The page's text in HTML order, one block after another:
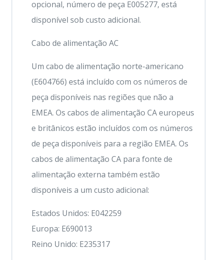
opcional, número de peça E005277, está
disponível sob custo adicional.
Cabo de alimentação AC
Um cabo de alimentação norte-americano
(E604766) está incluído com os números de
peça disponíveis nas regiões que não a
EMEA. Os cabos de alimentação CA europeus
e britânicos estão incluídos com os números
de peça disponíveis para a região EMEA. Os
cabos de alimentação CA para fonte de
alimentação externa também estão
disponíveis a um custo adicional:
Estados Unidos: E042259
Europa: E690013
Reino Unido: E235317